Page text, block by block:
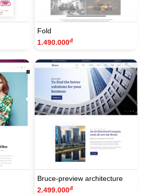
Fold
1.490.000đ
Bruce-preview architecture
2.499.000đ